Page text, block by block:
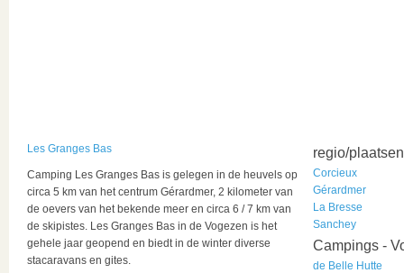
Les Granges Bas
Camping Les Granges Bas is gelegen in de heuvels op
circa 5 km van het centrum Gérardmer, 2 kilometer van
de oevers van het bekende meer en circa 6 / 7 km van
de skipistes. Les Granges Bas in de Vogezen is het
gehele jaar geopend en biedt in de winter diverse
stacaravans en gites.
regio/plaatsen
Corcieux
Gérardmer
La Bresse
Sanchey
Campings -
de Belle Hutte